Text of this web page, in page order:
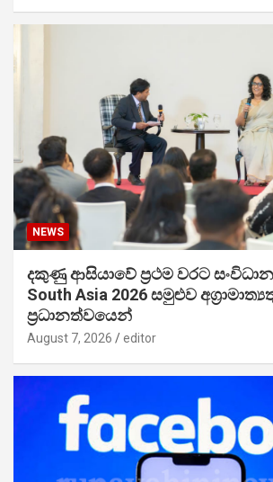
NEWS
දකුණු ආසියාවේ ප්‍රථම වරට
South Asia 2026 සමුළුව
ප්‍රධානත්වයෙන්
August 7, 2026 editor